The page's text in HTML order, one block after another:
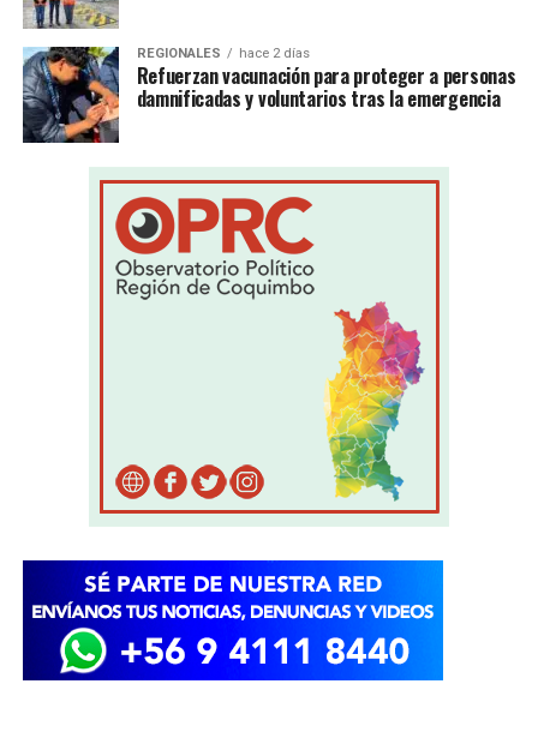
REGIONALES hace 2 días
Refuerzan vacunación para proteger a personas
damnificadas y voluntarios tras la emergencia